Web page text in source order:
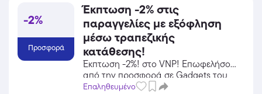
-2%
Προσφορά
Έκπτωση -2% στις
παραγγελίες με εξόφληση
μέσω τραπεζικής
κατάθεσης!
Έκπτωση -2%! στο VNP! Επωφελήσου
από την προσφορά σε Gadgets του
VNP και κέρδισε από τις εκπτώσεις!
Επαληθευμένο